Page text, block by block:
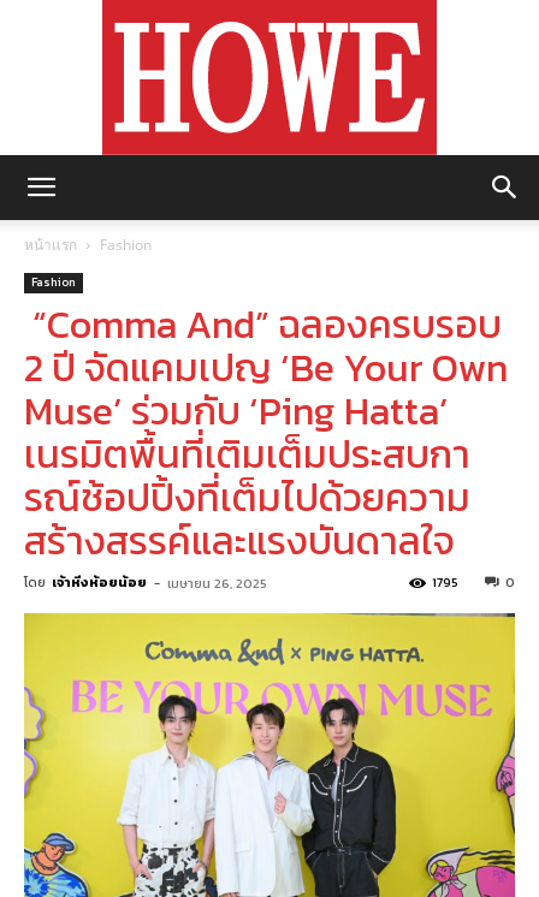
หน้าแรก Fashion
Fashion
“Comma And” ฉลองครบรอบ
2 ปี จัดแคมเปญ ‘Be Your Own
Muse’ ร่วมกับ ‘Ping Hatta’
เนรมิตพื้นที่เติมเต็มประสบกา
รณ์ช้อปปิ้งที่เต็มไปด้วยความ
สร้างสรรค์และแรงบันดาลใจ
โดย เจ้าหิ่งห้อยน้อย - เมษายน 26, 2025 0
1795